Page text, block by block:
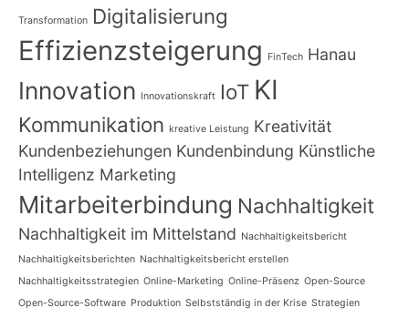
Transformation Digitalisierung
Effizienzsteigerung FinTech Hanau
Innovation Innovationskraft IoT KI
Kommunikation kreative Leistung Kreativität
Kundenbeziehungen Kundenbindung Künstliche
Intelligenz Marketing
Mitarbeiterbindung Nachhaltigkeit
Nachhaltigkeit im Mittelstand Nachhaltigkeitsbericht
Nachhaltigkeitsberichten Nachhaltigkeitsbericht erstellen
Nachhaltigkeitsstrategien Online-Marketing Online-Präsenz Open-Source
Open-Source-Software Produktion Selbstständig in der Krise Strategien